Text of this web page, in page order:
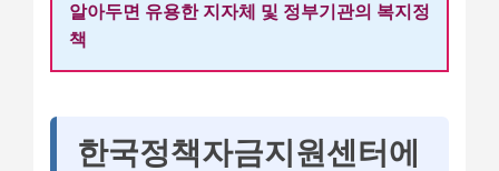
알아두면 유용한 지자체 및 정부기관의 복지정
책
한국정책자금지원센터에